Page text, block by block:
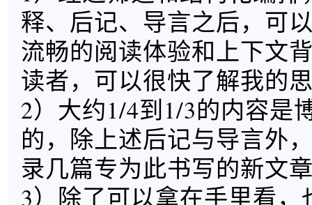
释、后记、导言之后，可
流畅的阅读体验和上下文
读者，可以很快了解我的
2）大约1/4到1/3的内容是
的，除上述后记与导言外
录几篇专为此书写的新文
3）除了可以拿在手里看，